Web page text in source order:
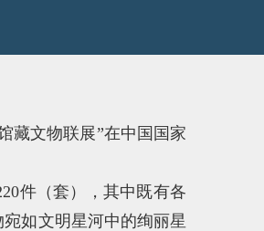
藏文物联展”在中国国家
件（套），其中既有各
如文明星河中的绚丽星